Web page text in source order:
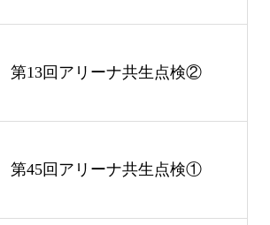
第13回アリーナ共生点検②
第45回アリーナ共生点検①